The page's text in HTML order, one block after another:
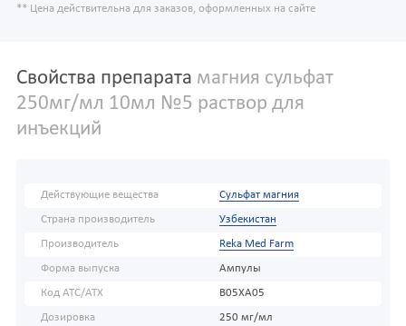
** Цена действительна для заказов, оформленных на сайте
Свойства препарата магния сульфат
250мг/мл 10мл №5 раствор для
инъекций
Действующие вещества Сульфат магния
Страна производитель Узбекистан
Производитель Reka Med Farm
Форма выпуска Ампулы
Код АТС/ATX B05XA05
Дозировка 250 мг/мл